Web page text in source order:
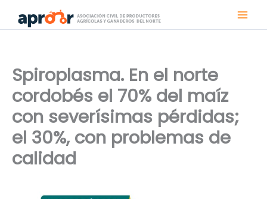
Spiroplasma. En el norte
cordobés el 70% del maíz
con severísimas pérdidas;
el 30%, con problemas de
calidad